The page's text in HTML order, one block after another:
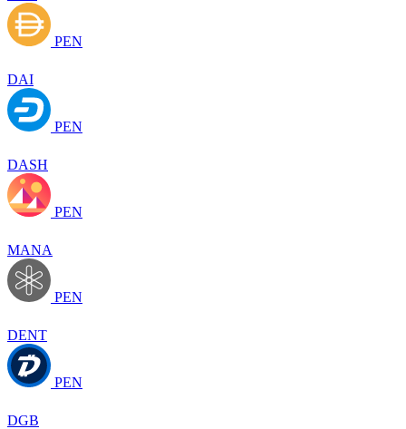
PEN
DAI
PEN
DASH
PEN
MANA
PEN
DENT
PEN
DGB